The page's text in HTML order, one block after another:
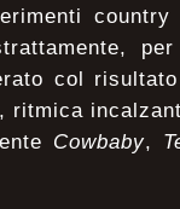
country
col
ritmica
Cowbaby,